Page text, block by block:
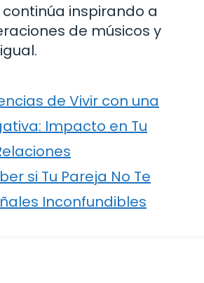
continúa inspirando a
de músicos y
de Vivir con una
Impacto en Tu
si Tu Pareja No Te
Inconfundibles